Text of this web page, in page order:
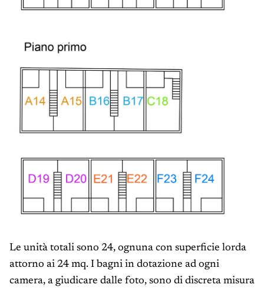
Le unità totali sono 24, ognuna con superficie lorda
attorno ai 24 mq. I bagni in dotazione ad ogni
camera, a giudicare dalle foto, sono di discreta misura